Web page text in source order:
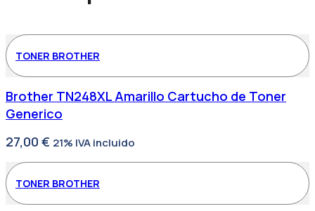
TONER BROTHER
Brother TN248XL Amarillo Cartucho de Toner
Generico
27,00 € 21% IVA incluido
TONER BROTHER